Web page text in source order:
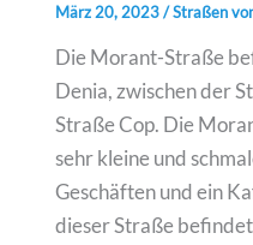
März 20, 2023/Straßen
Die Morant-Straße
Denia, zwischen der
Straße Cop. Die
sehr kleine und
Geschäften und ein
dieser Straße